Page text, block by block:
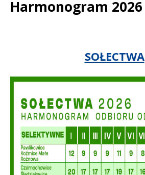
Harmonogram 2026
SOŁECTWA